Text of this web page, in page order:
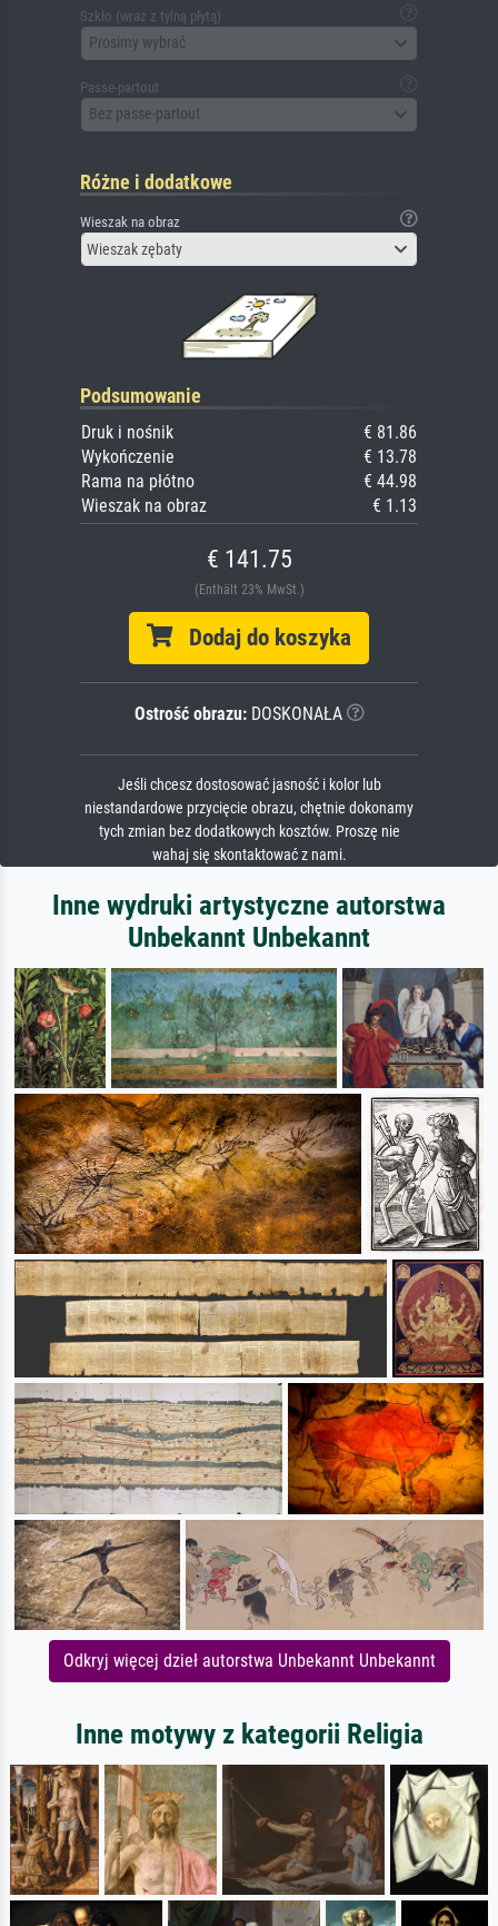
Szkło (wraz z tylną płytą)
Prosimy wybrać
Passe-partout
Bez passe-partout
Różne i dodatkowe
Wieszak na obraz
Wieszak zębaty
Podsumowanie
Druk i nośnik
€ 81.86
Wykończenie
€ 13.78
Rama na płótno
€ 44.98
Wieszak na obraz
€ 1.13
€ 141.75
(Enthält 23% MwSt.)
Dodaj do koszyka
Ostrość obrazu:DOSKONAŁA
Jeśli chcesz dostosować jasność i kolor lub
niestandardowe przycięcie obrazu, chętnie dokonamy
tych zmian bez dodatkowych kosztów. Proszę nie
wahaj się skontaktować z nami.
Inne wydruki artystyczne autorstwa
Unbekannt Unbekannt
Odkryj więcej dzieł autorstwa Unbekannt Unbekannt
Inne motywy z kategorii Religia